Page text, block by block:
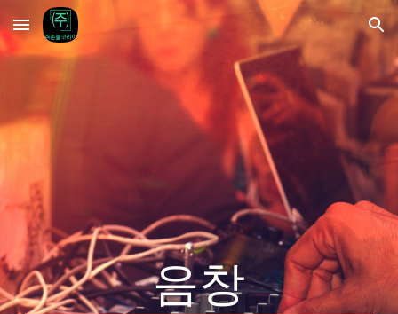
Skip to main content Skip to navigation
음창